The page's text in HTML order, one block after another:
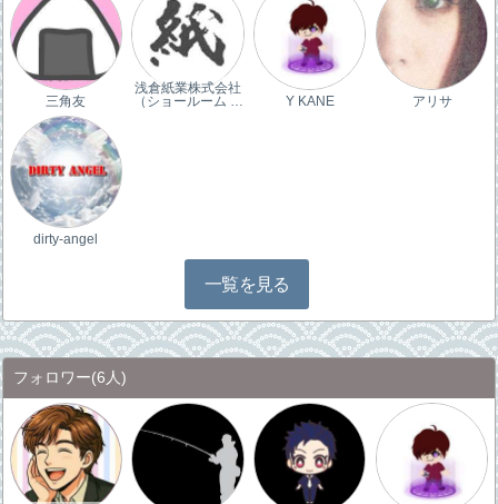
三角友
浅倉紙業株式会社
（ショールーム …
Y KANE アリサ
dirty-angel
一覧を見る
フォロワー(6人)